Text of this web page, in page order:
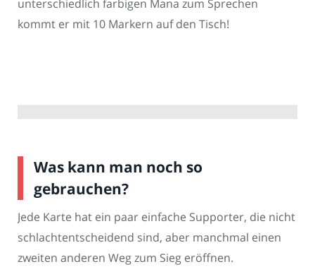
unterschiedlich farbigen Mana zum Sprechen
kommt er mit 10 Markern auf den Tisch!
Was kann man noch so
gebrauchen?
Jede Karte hat ein paar einfache Supporter, die nicht
schlachtentscheidend sind, aber manchmal einen
zweiten anderen Weg zum Sieg eröffnen.